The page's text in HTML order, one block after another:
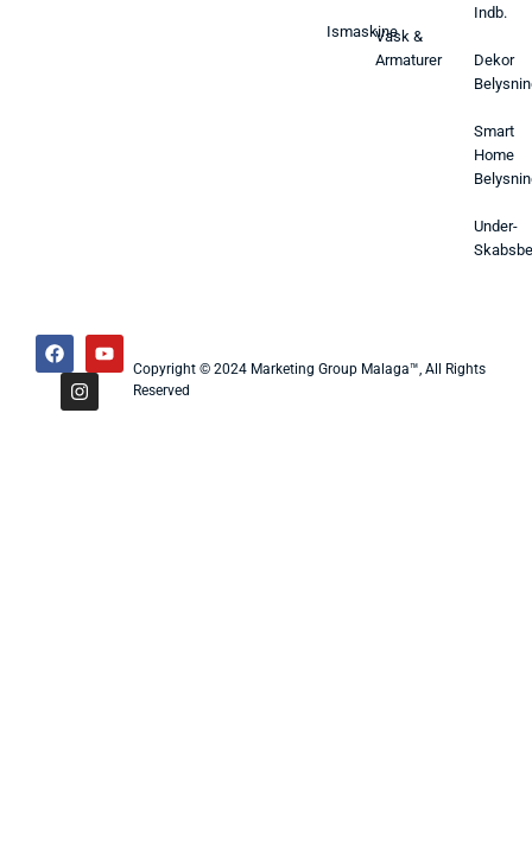
IsmaskineVask &
Armaturer
Indb.
Dekor
Smart
Home
Under-
Copyright © 2024 Marketing Group Malaga™, All Rights
Reserved